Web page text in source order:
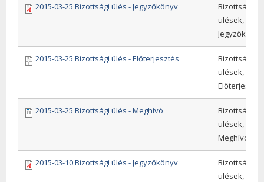
2015-03-25 Bizottsági ülés - Jegyzőkönyv
Bizottsági
ülések,
2015-03-25 Bizottsági ülés - Előterjesztés
Bizottsági
ülések,
2015-03-25 Bizottsági ülés - Meghívó
Bizottsági
ülések,
Meghívók
2015-03-10 Bizottsági ülés - Jegyzőkönyv
Bizottsági
ülések,